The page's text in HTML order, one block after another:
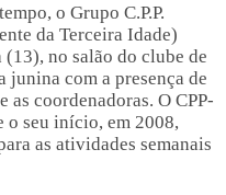
o Grupo C.P.P.
da Terceira Idade)
no salão do clube de
junina com a presença de
as coordenadoras. O CPP-
seu início, em 2008,
as atividades semanais